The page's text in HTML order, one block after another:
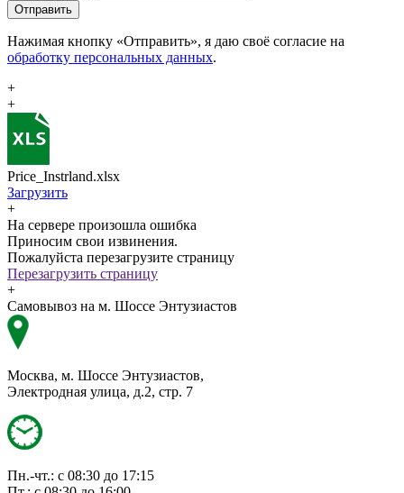
Отправить
Нажимая кнопку «Отправить», я даю своё согласие на
обработку персональных данных.
+
+
Price_Instrland.xlsx
Загрузить
+
На сервере произошла ошибка
Приносим свои извинения.
Пожалуйста перезагрузите страницу
Перезагрузить страницу
+
Самовывоз на м. Шоссе Энтузиастов
Москва, м. Шоссе Энтузиастов,
Электродная улица, д.2, стр. 7
Пн.-чт.: с 08:30 до 17:15